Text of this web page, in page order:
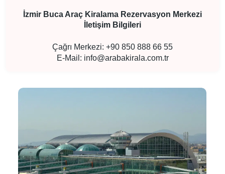
İzmir Buca Araç Kiralama Rezervasyon Merkezi
İletişim Bilgileri
Çağrı Merkezi: +90 850 888 66 55
E-Mail: info@arabakirala.com.tr